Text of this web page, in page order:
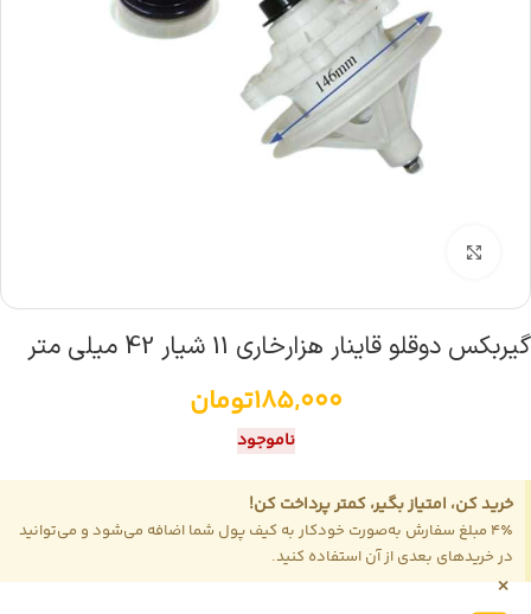
گیربکس دوقلو قاینار هزارخاری 11 شیار 42 میلی متر
185,000تومان
ناموجود
خرید کن، امتیاز بگیر، کمتر پرداخت کن!
4٪ مبلغ سفارش به‌صورت خودکار به کیف پول شما اضافه می‌شود و می‌توانید
در خریدهای بعدی از آن استفاده کنید.
×